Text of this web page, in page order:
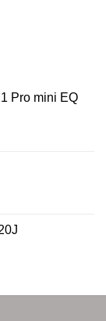
Pro mini EQ